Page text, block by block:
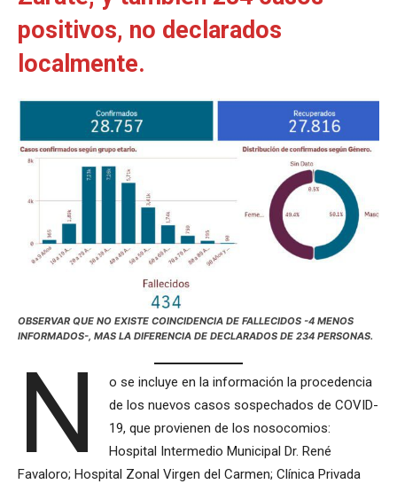
positivos, no declarados
localmente.
OBSERVAR QUE NO EXISTE COINCIDENCIA DE FALLECIDOS -4 MENOS
INFORMADOS-, MAS LA DIFERENCIA DE DECLARADOS DE 234 PERSONAS.
N
o se incluye en la información la procedencia
de los nuevos casos sospechados de COVID-
19, que provienen de los nosocomios:
Hospital Intermedio Municipal Dr. René
Favaloro; Hospital Zonal Virgen del Carmen; Clínica Privada